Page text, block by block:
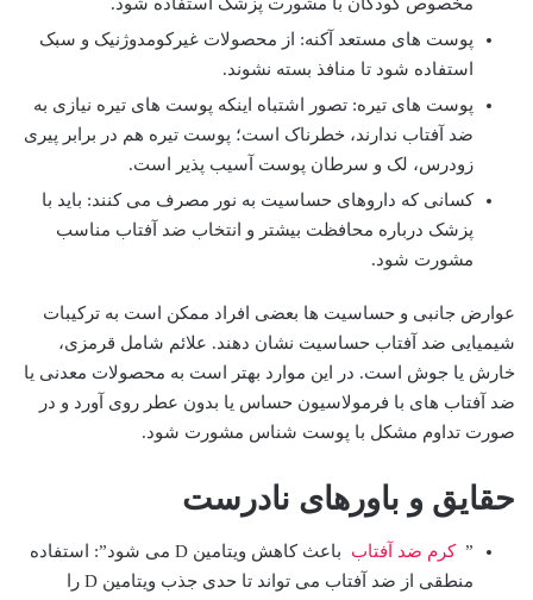
پوست های مستعد آکنه: از محصولات غیرکومدوژنیک و سبک
استفاده شود تا منافذ بسته نشوند.
پوست های تیره: تصور اشتباه اینکه پوست های تیره نیازی به
ضد آفتاب ندارند، خطرناک است؛ پوست تیره هم در برابر پیری
زودرس، لک و سرطان پوست آسیب پذیر است.
کسانی که داروهای حساسیت به نور مصرف می کنند: باید با
پزشک درباره محافظت بیشتر و انتخاب ضد آفتاب مناسب
مشورت شود.
عوارض جانبی و حساسیت ها بعضی افراد ممکن است به ترکیبات
شیمیایی ضد آفتاب حساسیت نشان دهند. علائم شامل قرمزی،
خارش یا جوش است. در این موارد بهتر است به محصولات معدنی یا
ضد آفتاب های با فرمولاسیون حساس یا بدون عطر روی آورد و در
صورت تداوم مشکل با پوست شناس مشورت شود.
حقایق و باورهای نادرست
”کرم ضد آفتاب
باعث کاهش ویتامین D می شود”: استفاده
منطقی از ضد آفتاب می تواند تا حدی جذب ویتامین D را